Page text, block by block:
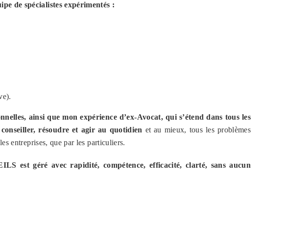
de spécialistes expérimentés :
ainsi que mon expérience d’ex-Avocat, qui s’étend dans tous les
résoudre et agir au quotidien et au mieux, tous les problèmes
entreprises, que par les particuliers.
est géré avec rapidité, compétence, efficacité, clarté, sans aucun